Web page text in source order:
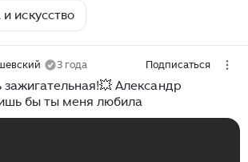
искусство
3 года Подписаться
зажигательная!💥 Александр
бы ты меня любила